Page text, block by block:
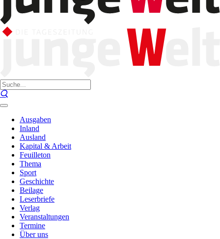
Ausgaben
Inland
Ausland
Kapital & Arbeit
Feuilleton
Thema
Sport
Geschichte
Beilage
Leserbriefe
Verlag
Veranstaltungen
Termine
Über uns